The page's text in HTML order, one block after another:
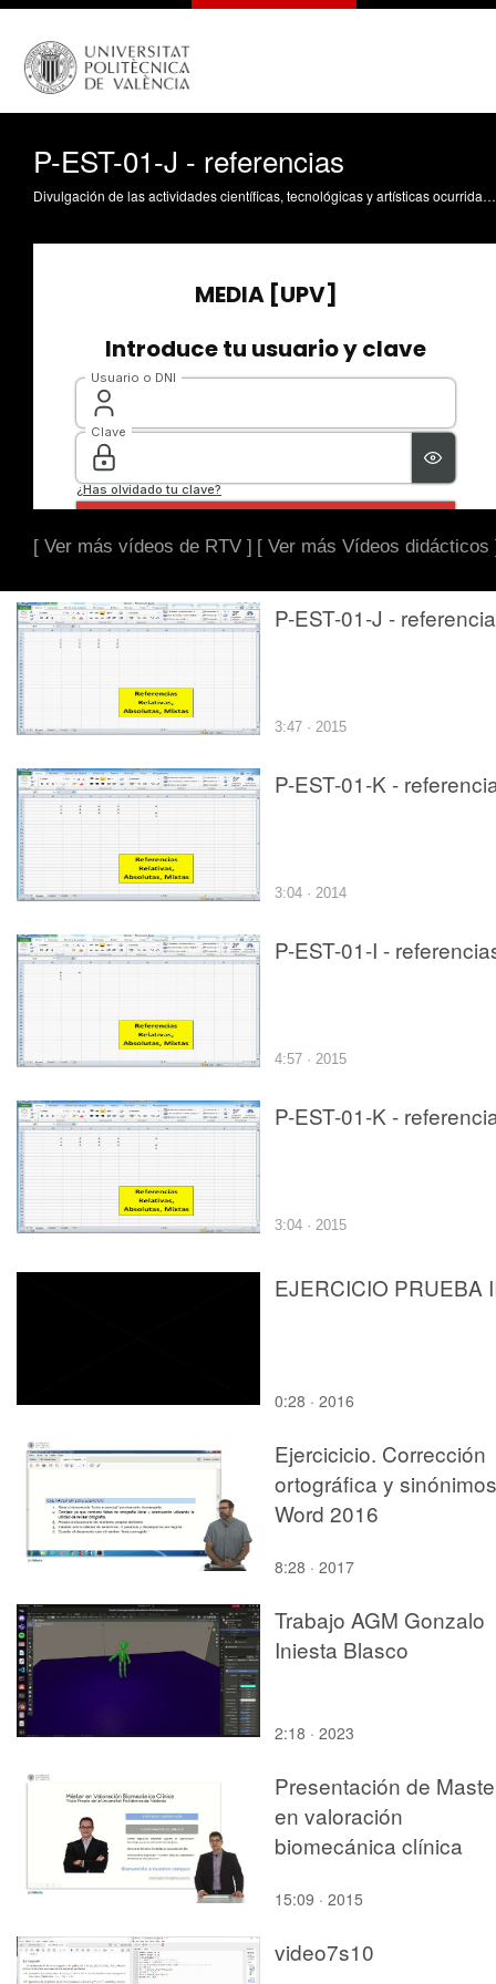
P-EST-01-J - referencias
Divulgación de las actividades científicas, tecnológicas y artísticas ocurridas en los tres campus de la UPV
[ Ver más vídeos de RTV ] [ Ver más Vídeos didácticos
P-EST-01-J -
3:47 · 2015
P-EST-01-K -
3:04 · 2014
P-EST-01-I -
4:57 · 2015
P-EST-01-K -
3:04 · 2015
EJERCICIO PRUEBA
0:28 · 2016
Ejercicicio. Corrección
ortográfica y
Word 2016
8:28 · 2017
Trabajo AGM Gonzalo
Iniesta Blasco
2:18 · 2023
Presentación de
en valoración
biomecánica clínica
15:09 · 2015
video7s10